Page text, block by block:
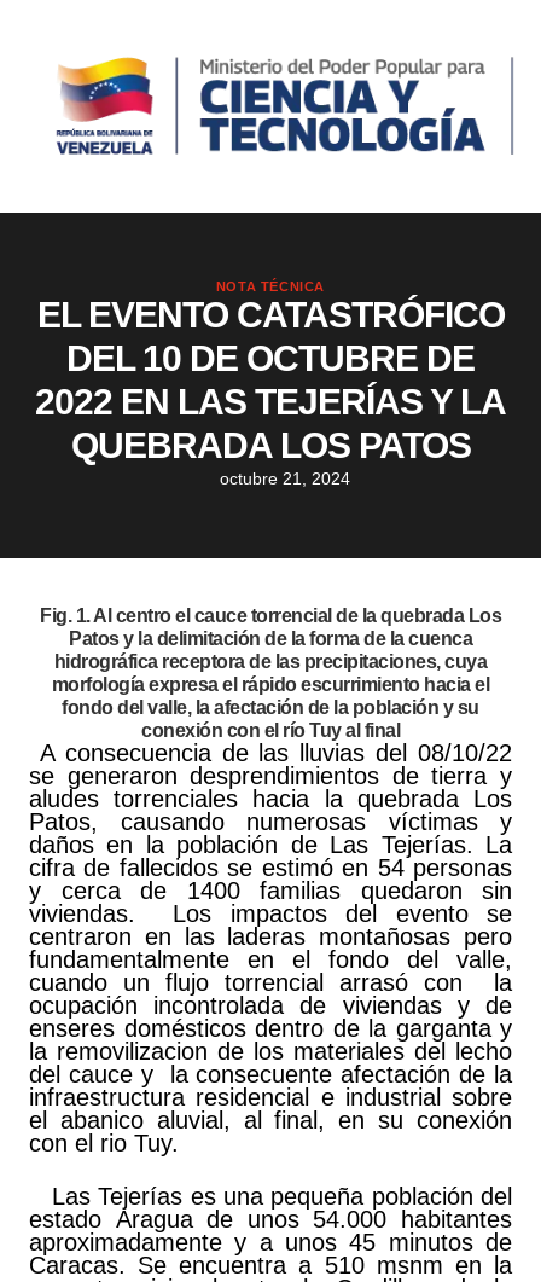
NOTA TÉCNICA
EL EVENTO CATASTRÓFICO
DEL 10 DE OCTUBRE DE
2022 EN LAS TEJERÍAS Y LA
QUEBRADA LOS PATOS
octubre 21, 2024
Fig. 1. Al centro el cauce torrencial de la quebrada Los
Patos y la delimitación de la forma de la cuenca
hidrográfica receptora de las precipitaciones, cuya
morfología expresa el rápido escurrimiento hacia el
fondo del valle, la afectación de la población y su
conexión con el río Tuy al final
A consecuencia de las lluvias del 08/10/22
se generaron desprendimientos de tierra y
aludes torrenciales hacia la quebrada Los
Patos, causando numerosas víctimas y
daños en la población de Las Tejerías. La
cifra de fallecidos se estimó en 54 personas
y cerca de 1400 familias quedaron sin
viviendas. Los impactos del evento se
centraron en las laderas montañosas pero
fundamentalmente en el fondo del valle,
cuando un flujo torrencial arrasó con la
ocupación incontrolada de viviendas y de
enseres domésticos dentro de la garganta y
la removilizacion de los materiales del lecho
del cauce y la consecuente afectación de la
infraestructura residencial e industrial sobre
el abanico aluvial, al final, en su conexión
con el rio Tuy.
Las Tejerías es una pequeña población del
estado Aragua de unos 54.000 habitantes
aproximadamente y a unos 45 minutos de
Caracas. Se encuentra a 510 msnm en la